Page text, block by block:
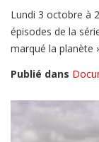
Lundi 3 octobre à
épisodes de la
marqué la planète
Publié dans